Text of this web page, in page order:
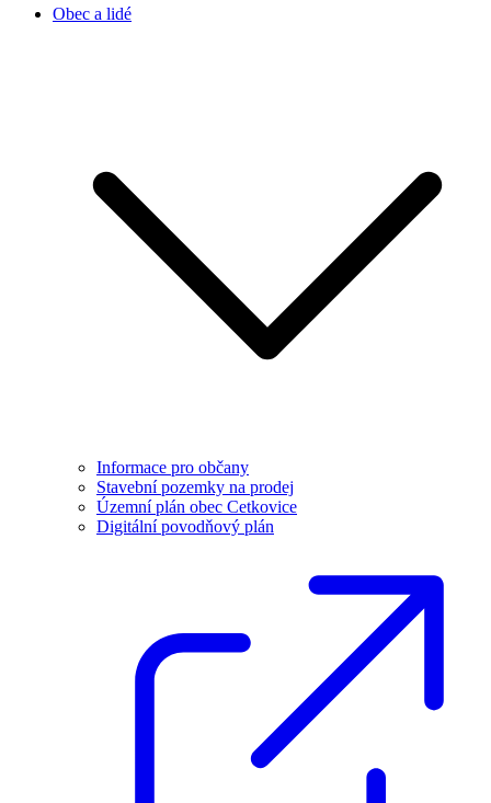
Obec a lidé
Informace pro občany
Stavební pozemky na prodej
Územní plán obec Cetkovice
Digitální povodňový plán